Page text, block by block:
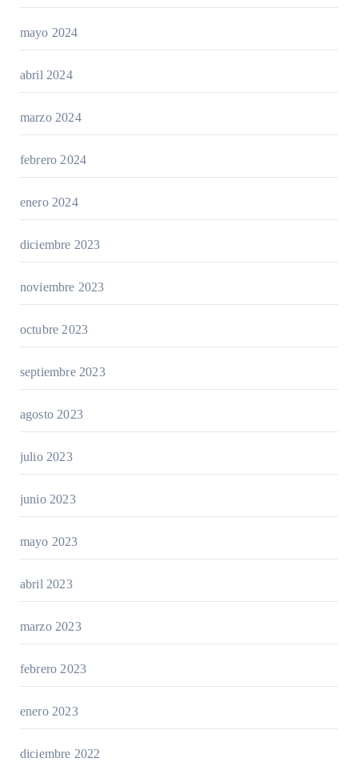
mayo 2024
abril 2024
marzo 2024
febrero 2024
enero 2024
diciembre 2023
noviembre 2023
octubre 2023
septiembre 2023
agosto 2023
julio 2023
junio 2023
mayo 2023
abril 2023
marzo 2023
febrero 2023
enero 2023
diciembre 2022